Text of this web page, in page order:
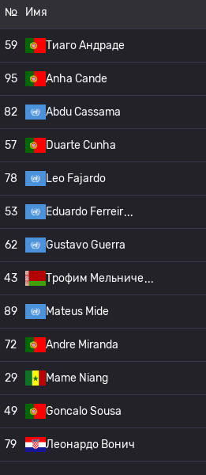
№ Имя
59 Тиаго Андраде
95 Anha Cande
82 Abdu Cassama
57 Duarte Cunha
78 Leo Fajardo
53 Eduardo Ferreir
62 Gustavo Guerra
43 Трофим Мельниче
89 Mateus Mide
72 Andre Miranda
29 Mame Niang
49 Goncalo Sousa
79 Леонардо Вонич